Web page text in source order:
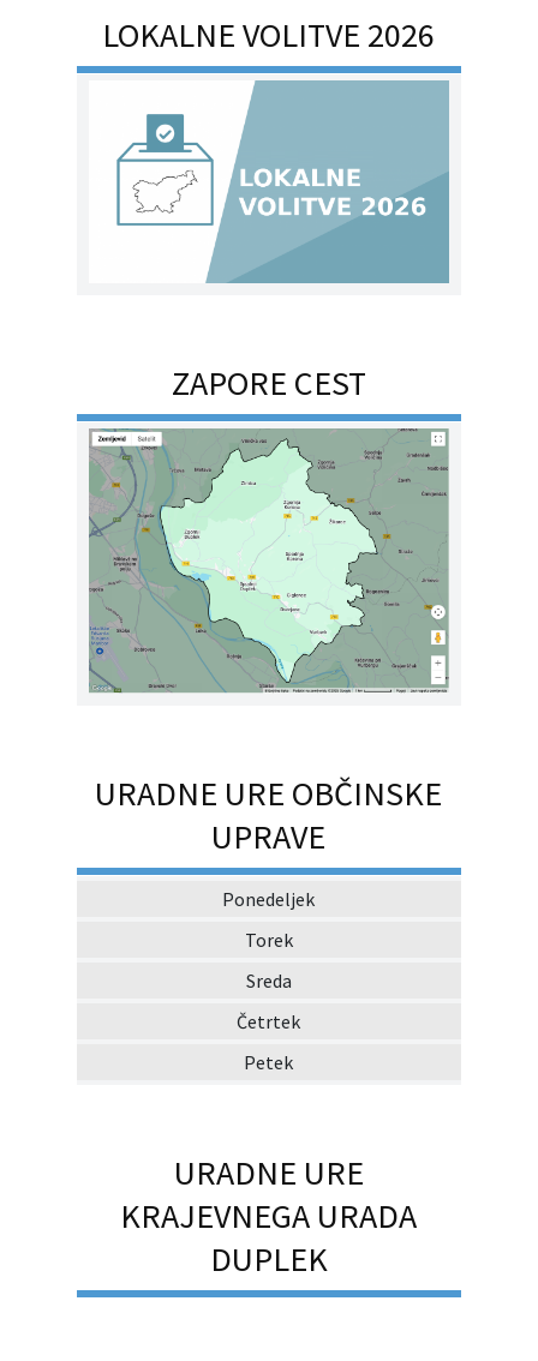
LOKALNE VOLITVE 2026
ZAPORE CEST
URADNE URE OBČINSKE
UPRAVE
Ponedeljek
Torek
Sreda
Četrtek
Petek
URADNE URE
KRAJEVNEGA URADA
DUPLEK